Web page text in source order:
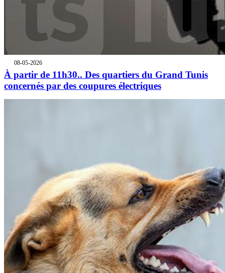
08-05-2026
À partir de 11h30.. Des quartiers du Grand Tunis
concernés par des coupures électriques